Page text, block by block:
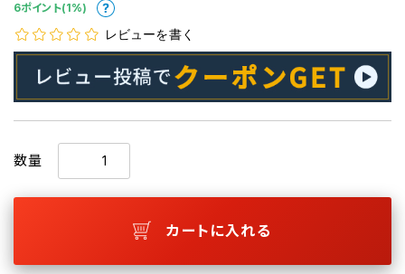
6ポイント(1%)
レビューを書く
数量
カートに入れる